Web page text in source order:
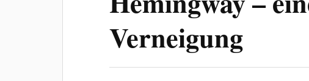
Verneigung